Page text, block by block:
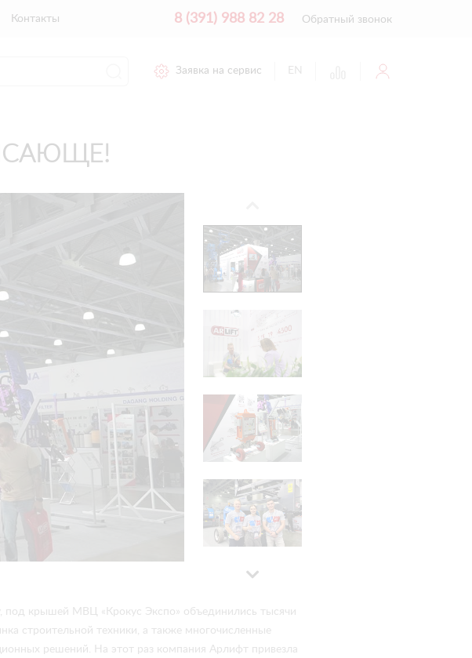
Контакты 8 (391) 988 82 28 Обратный звонок
Заявка на сервис EN
под крышей МВЦ «Крокус Экспо» объединились тысячи
строительной техники, а также многочисленные
решений. На этот раз компания Арлифт привезла